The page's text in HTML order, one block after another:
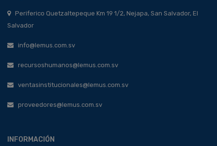
Periferico Quetzaltepeque Km 19 1/2, Nejapa, San Salvador, El
Salvador
info@lemus.com.sv
recursoshumanos@lemus.com.sv
ventasinstitucionales@lemus.com.sv
proveedores@lemus.com.sv
INFORMACIÓN